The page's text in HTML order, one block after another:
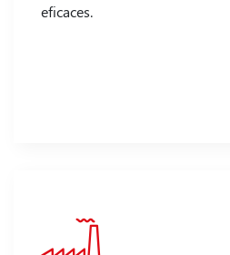
eficaces.